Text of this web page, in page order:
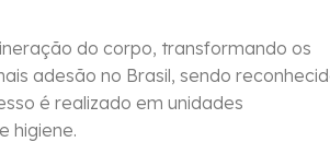
do corpo, transformando os
adesão no Brasil, sendo
é realizado em unidades
higiene.